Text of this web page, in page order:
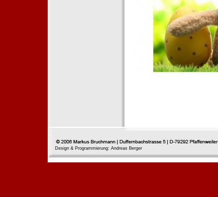
Design & Programmierung: Andreas Berger